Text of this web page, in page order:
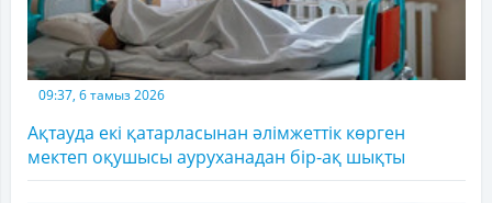
09:37, 6 тамыз 2026
Ақтауда екі қатарласынан әлімжеттік көрген
мектеп оқушысы ауруханадан бір-ақ шықты